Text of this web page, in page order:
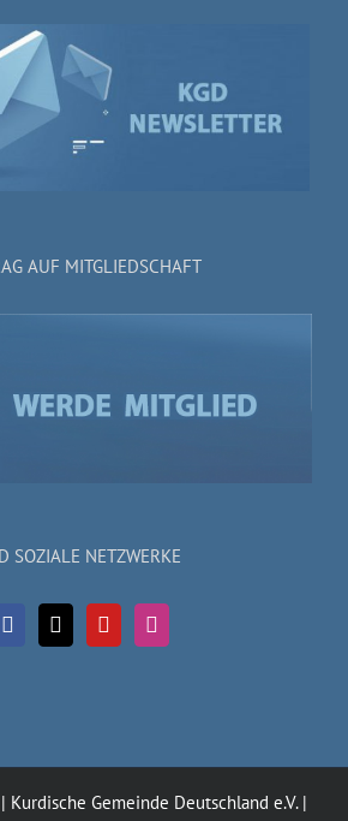
AUF MITGLIEDSCHAFT
SOZIALE NETZWERKE
Gemeinde Deutschland e.V. |